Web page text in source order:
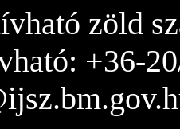
zöld
+36-